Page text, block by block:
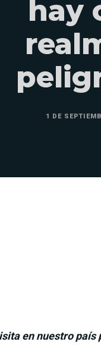
hay
1 DE
en nuestro país